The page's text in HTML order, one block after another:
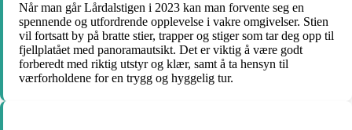
Når man går Lårdalstigen i 2023 kan man forvente seg en
spennende og utfordrende opplevelse i vakre omgivelser. Stien
vil fortsatt by på bratte stier, trapper og stiger som tar deg opp til
fjellplatået med panoramautsikt. Det er viktig å være godt
forberedt med riktig utstyr og klær, samt å ta hensyn til
værforholdene for en trygg og hyggelig tur.